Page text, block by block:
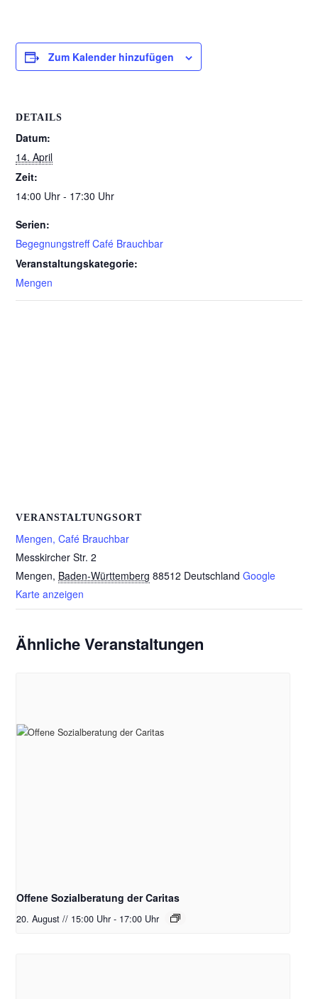
Zum Kalender hinzufügen
DETAILS
Datum:
14. April
Zeit:
14:00 Uhr - 17:30 Uhr
Serien:
Begegnungstreff Café Brauchbar
Veranstaltungskategorie:
Mengen
VERANSTALTUNGSORT
Mengen, Café Brauchbar
Messkircher Str. 2
Mengen, Baden-Württemberg 88512 Deutschland Google
Karte anzeigen
Ähnliche Veranstaltungen
Offene Sozialberatung der Caritas
20. August // 15:00 Uhr - 17:00 Uhr